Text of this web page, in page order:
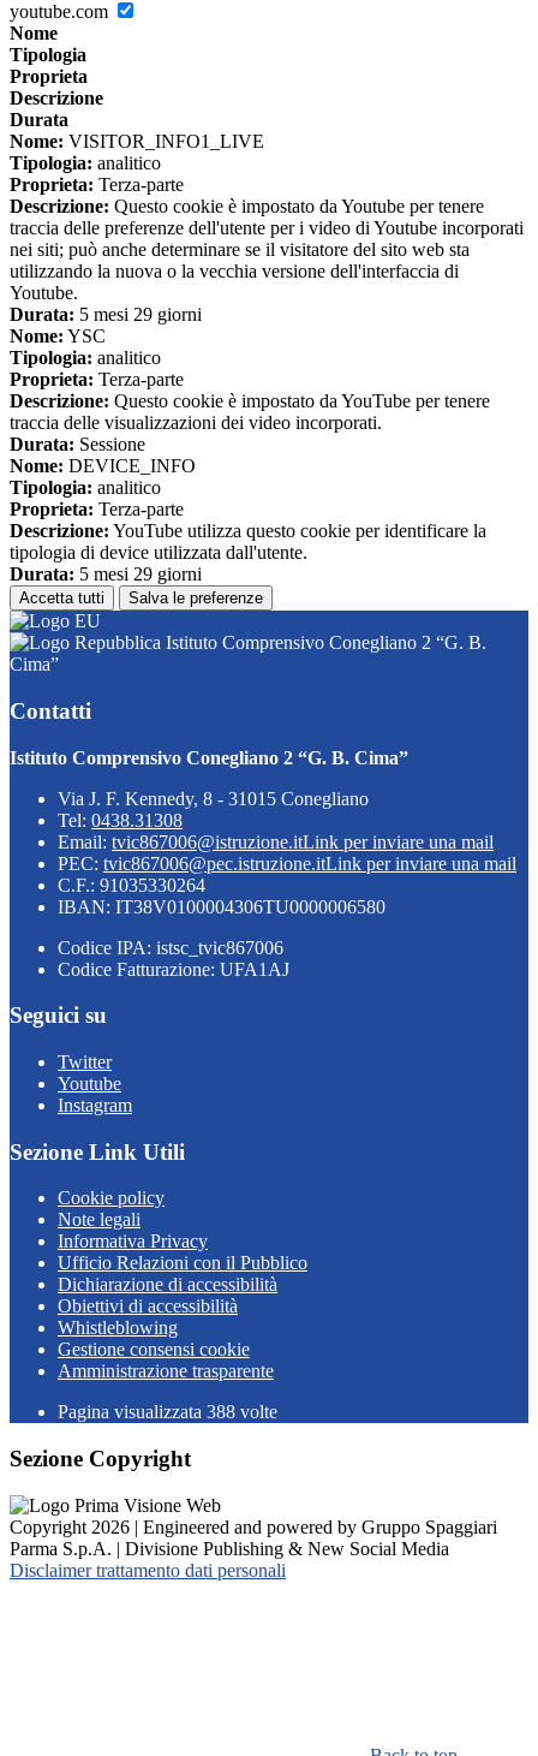
youtube.com
Nome
Tipologia
Proprieta
Descrizione
Durata
Nome: VISITOR_INFO1_LIVE
Tipologia: analitico
Proprieta: Terza-parte
Descrizione: Questo cookie è impostato da Youtube per tenere
traccia delle preferenze dell'utente per i video di Youtube incorporati
nei siti; può anche determinare se il visitatore del sito web sta
utilizzando la nuova o la vecchia versione dell'interfaccia di
Youtube.
Durata: 5 mesi 29 giorni
Nome: YSC
Tipologia: analitico
Proprieta: Terza-parte
Descrizione: Questo cookie è impostato da YouTube per tenere
traccia delle visualizzazioni dei video incorporati.
Durata: Sessione
Nome: DEVICE_INFO
Tipologia: analitico
Proprieta: Terza-parte
Descrizione: YouTube utilizza questo cookie per identificare la
tipologia di device utilizzata dall'utente.
Durata: 5 mesi 29 giorni
Accetta tutti Salva le preferenze
Istituto Comprensivo Conegliano 2 “G. B.
Cima”
Contatti
Istituto Comprensivo Conegliano 2 “G. B. Cima”
Via J. F. Kennedy, 8 - 31015 Conegliano
Tel: 0438.31308
Email: tvic867006@istruzione.itLink per inviare una mail
PEC: tvic867006@pec.istruzione.itLink per inviare una mail
C.F.: 91035330264
IBAN: IT38V0100004306TU0000006580
Codice IPA: istsc_tvic867006
Codice Fatturazione: UFA1AJ
Seguici su
Twitter
Youtube
Instagram
Sezione Link Utili
Cookie policy
Note legali
Informativa Privacy
Ufficio Relazioni con il Pubblico
Dichiarazione di accessibilità
Obiettivi di accessibilità
Whistleblowing
Gestione consensi cookie
Amministrazione trasparente
Pagina visualizzata 388 volte
Sezione Copyright
Copyright 2026 | Engineered and powered by Gruppo Spaggiari
Parma S.p.A. | Divisione Publishing & New Social Media
Disclaimer trattamento dati personali